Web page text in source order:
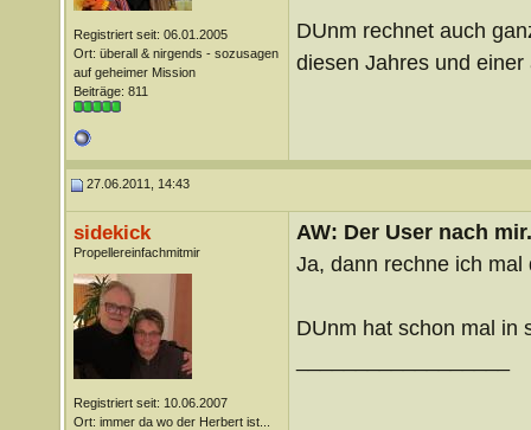
Registriert seit: 06.01.2005
Ort: überall & nirgends - sozusagen
auf geheimer Mission
Beiträge: 811
DUnm rechnet auch
diesen Jahres und
27.06.2011, 14:43
sidekick
Propellereinfachmitmir
Registriert seit: 10.06.2007
Ort: immer da wo der Herbert ist...
AW: Der User nach
Ja, dann rechne ich
DUnm hat schon mal in